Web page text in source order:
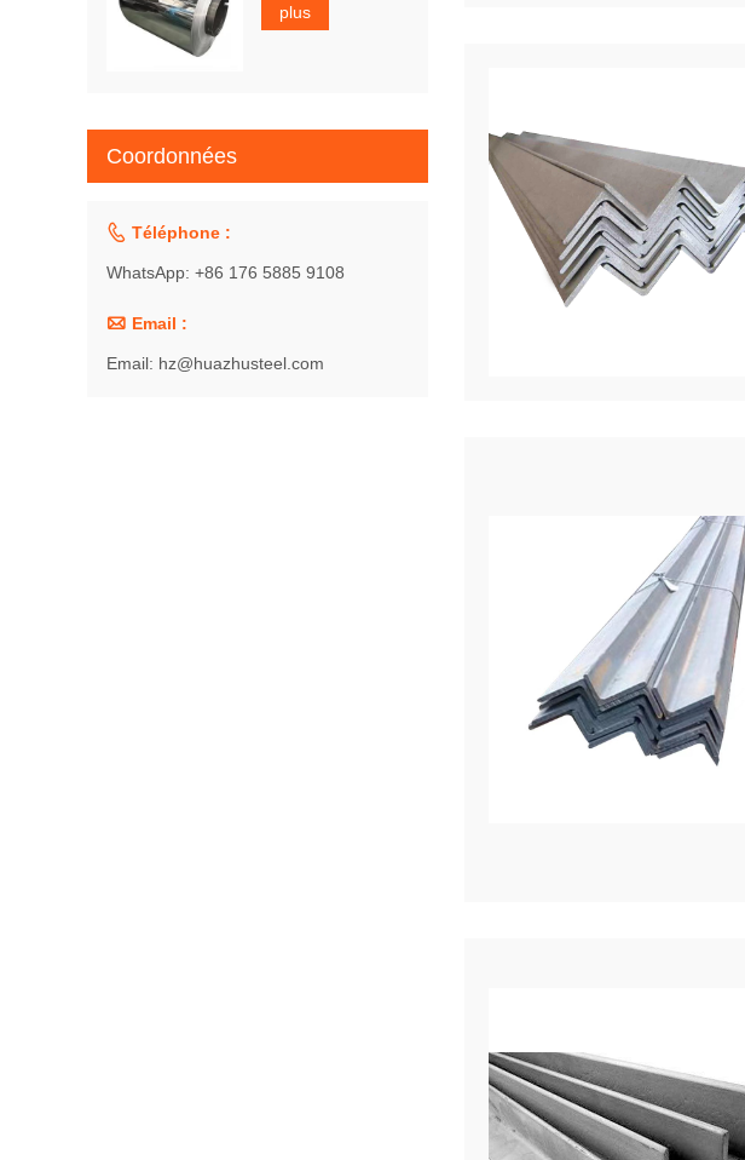
plus
Coordonnées
 Téléphone :
WhatsApp: +86 176 5885 9108
 Email :
Email: hz@huazhusteel.com